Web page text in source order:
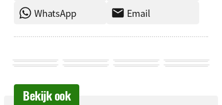
WhatsApp
Email
Bekijk ook